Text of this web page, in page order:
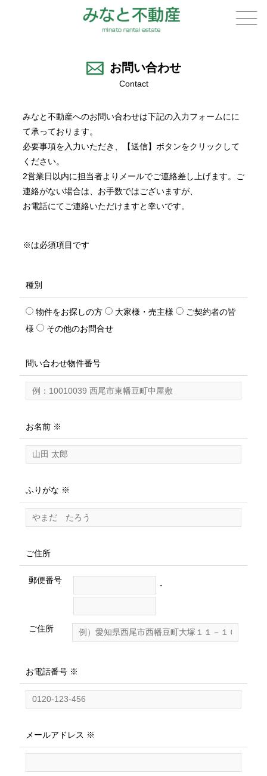
お問い合わせ
Contact
みなと不動産へのお問い合わせは下記の入力フォームにに
て承っております。
必要事項を入力いただき、【送信】ボタンをクリックして
ください。
2営業日以内に担当者よりメールでご連絡差し上げます。ご
連絡がない場合は、お手数ではございますが、
お電話にてご連絡いただけますと幸いです。
※は必須項目です
種別
物件をお探しの方 大家様・売主様
ご契約者の皆
様
その他のお問合せ
問い合わせ物件番号
お名前 ※
ふりがな ※
ご住所
郵便番号 -
ご住所
お電話番号 ※
メールアドレス ※